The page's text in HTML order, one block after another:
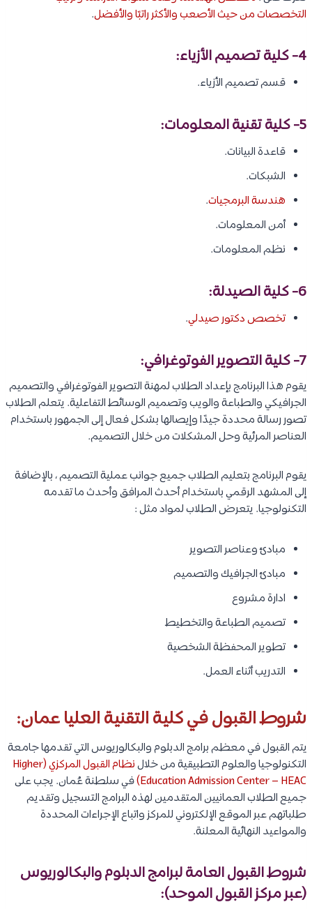
التخصصات من حيث الأصعب والأكثر راتبًا والأفضل.
4- كلية تصميم الأزياء:
قسم تصميم الأزياء.
5- كلية تقنية المعلومات:
قاعدة البيانات.
الشبكات.
هندسة البرمجيات.
أمن المعلومات.
نظم المعلومات.
6- كلية الصيدلة:
تخصص دكتور صيدلي.
7- كلية التصوير الفوتوغرافي:
يقوم هذا البرنامج بإعداد الطلاب لمهنة التصوير الفوتوغرافي والتصميم
الجرافيكي والطباعة والويب وتصميم الوسائط التفاعلية. يتعلم الطلاب
تصور رسالة محددة جيدًا وإيصالها بشكل فعال إلى الجمهور باستخدام
العناصر المرئية وحل المشكلات من خلال التصميم.
يقوم البرنامج بتعليم الطلاب جميع جوانب عملية التصميم ، بالإضافة
إلى المشهد الرقمي باستخدام أحدث المرافق وأحدث ما تقدمه
التكنولوجيا. يتعرض الطلاب لمواد مثل :
مبادئ وعناصر التصوير
مبادئ الجرافيك والتصميم
ادارة مشروع
تصميم الطباعة والتخطيط
تطوير المحفظة الشخصية
التدريب أثناء العمل.
شروط القبول في كلية التقنية العليا عمان:
يتم القبول في معظم برامج الدبلوم والبكالوريوس التي تقدمها جامعة
التكنولوجيا والعلوم التطبيقية من خلال
نظام القبول المركزي (Higher
Education Admission Center – HEAC) في سلطنة عُمان. يجب على
جميع الطلاب العمانيين المتقدمين لهذه البرامج التسجيل وتقديم
طلباتهم عبر الموقع الإلكتروني للمركز واتباع الإجراءات المحددة
والمواعيد النهائية المعلنة.
شروط القبول العامة لبرامج الدبلوم والبكالوريوس
(عبر مركز القبول الموحد):